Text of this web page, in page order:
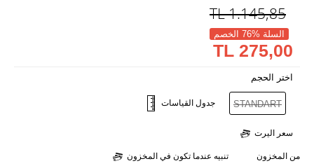
1.145,85
TL
السلة %76 الخصم
275,00 TL
اختر الحجم
STANDART جدول القياسات
سعر اليرت
من المخزون تنبيه عندما تكون في المخزون